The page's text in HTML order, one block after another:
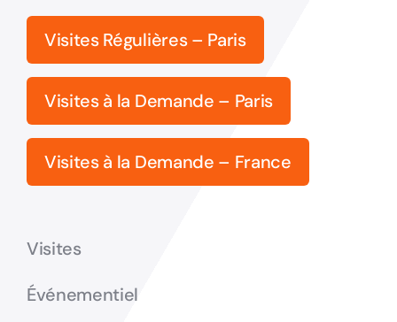
Visites Régulières – Paris
Visites à la Demande – Paris
Visites à la Demande – France
Visites
Événementiel